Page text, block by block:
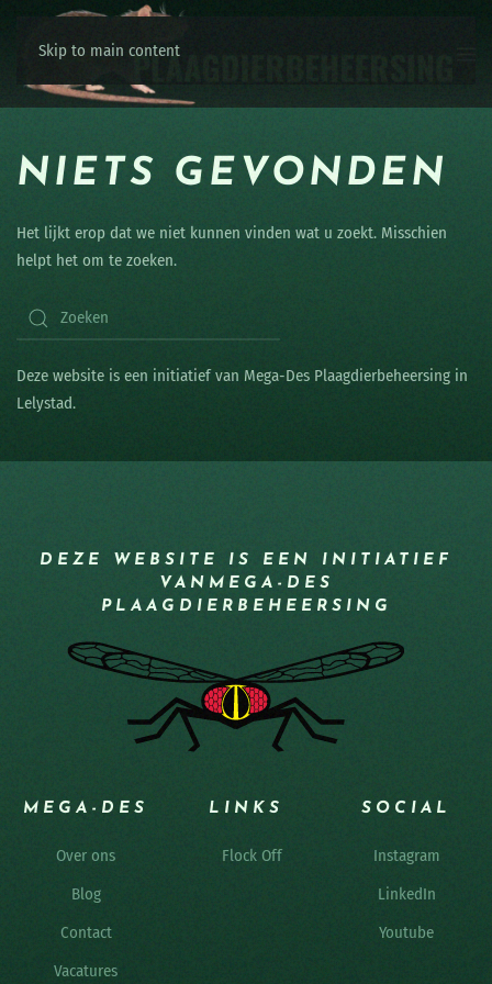
Skip to main content
NIETS GEVONDEN
Het lijkt erop dat we niet kunnen vinden wat u zoekt. Misschien
helpt het om te zoeken.
Deze website is een initiatief van Mega-Des Plaagdierbeheersing in
Lelystad.
DEZE WEBSITE IS EEN INITIATIEF
VAN MEGA-DES
PLAAGDIERBEHEERSING
MEGA-DES
Over ons
Blog
Contact
Vacatures
LINKS
Flock Off
SOCIAL
Instagram
LinkedIn
Youtube